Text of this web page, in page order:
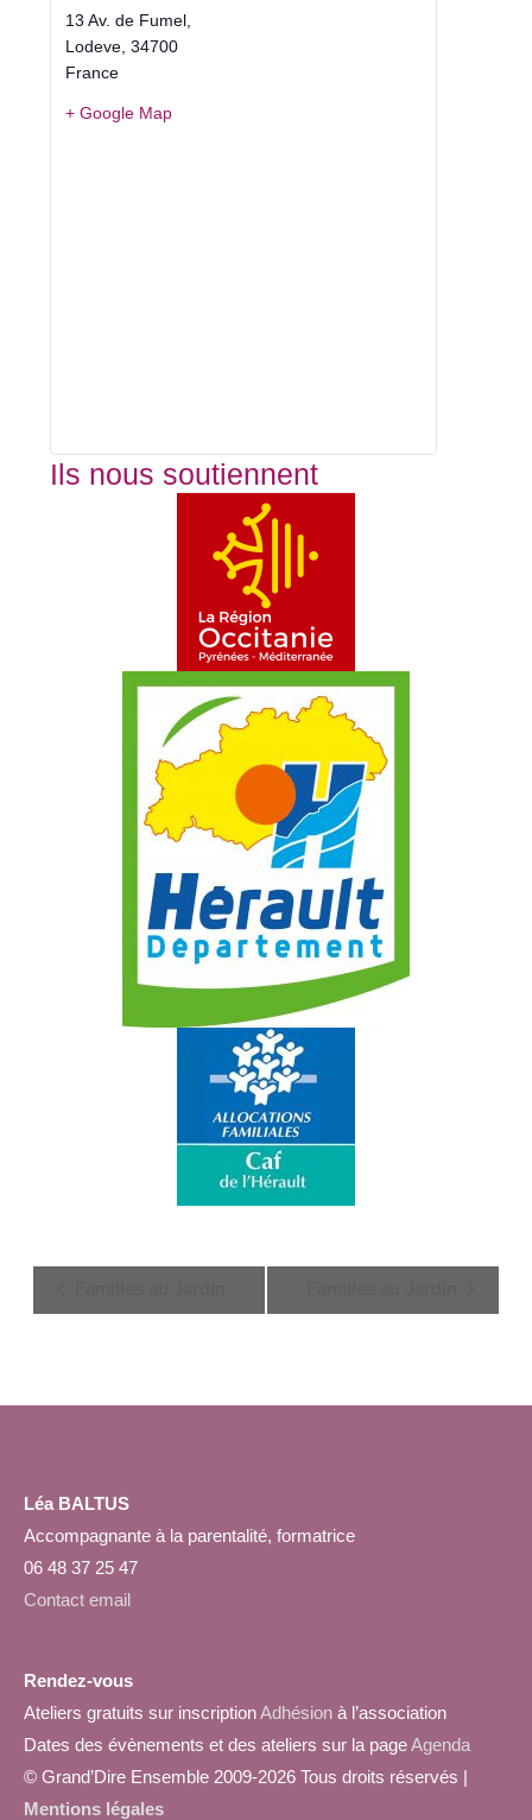
13 Av. de Fumel,
Lodeve 34700
France
+ Google Map
Ils nous soutiennent
Évènement
Léa BALTUS
Accompagnante à la parentalité, formatrice
06 48 37 25 47
Contact email
Rendez-vous
Ateliers gratuits sur inscriptionAdhésion à l’association
Dates des évènements et des ateliers sur la pageAgenda
© Grand’Dire Ensemble 2009-2026 Tous droits réservés |
Mentions légales